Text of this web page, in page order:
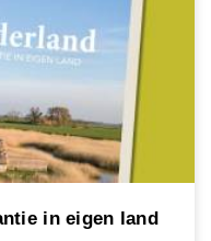
in eigen land